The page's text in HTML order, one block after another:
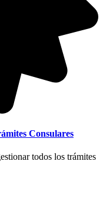
Consulares
todos los trámites